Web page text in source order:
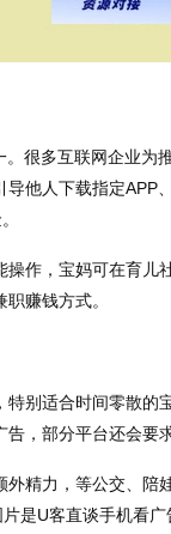
很多互联网企业为
他人下载指定APP
作，宝妈可在育
赚钱方式。
别适合时间零散的
，部分平台还会要
精力，等公交、
是U客直谈手机看